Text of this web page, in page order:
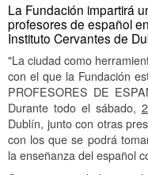
La Fundación impartirá
profesores de español
Instituto Cervantes de
"La ciudad como
con el que la Fundación
PROFESORES DE
Durante todo el sábado,
Dublín, junto con otras
con los que se podrá
la enseñanza del español